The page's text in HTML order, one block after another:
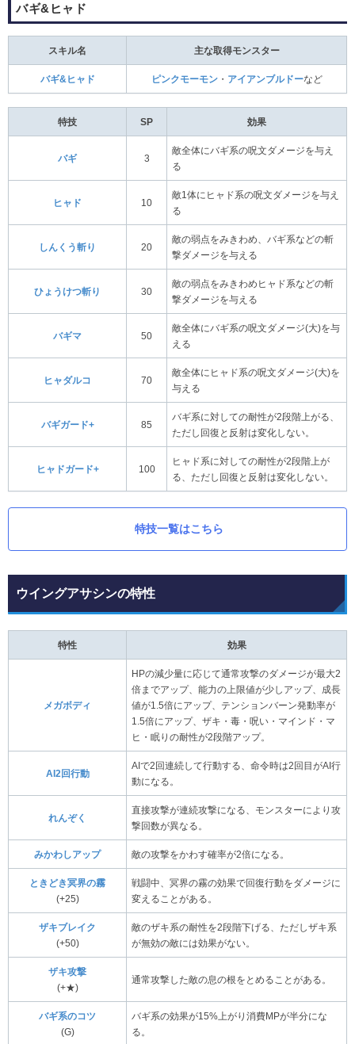
バギ&ヒャド
スキル名 主な取得モンスター
バギ&ヒャド ピンクモーモン・ アイアンブルドーなど
特技 SP 効果
バギ 3
敵全体にバギ系の呪文ダメージを与え
る
ヒャド 10
敵1体にヒャド系の呪文ダメージを与え
る
しんくう斬り 20
敵の弱点をみきわめ、バギ系などの斬
撃ダメージを与える
ひょうけつ斬り 30
敵の弱点をみきわめヒャド系などの斬
撃ダメージを与える
バギマ 50
敵全体にバギ系の呪文ダメージ(大)を与
える
ヒャダルコ 70
敵全体にヒャド系の呪文ダメージ(大)を
与える
バギガード+ 85
バギ系に対しての耐性が2段階上がる、
ただし回復と反射は変化しない。
ヒャドガード+ 100
ヒャド系に対しての耐性が2段階上が
る、ただし回復と反射は変化しない。
特技一覧はこちら
ウイングアサシンの特性
特性 効果
メガボディ
HPの減少量に応じて通常攻撃のダメージが最大2
倍までアップ、能力の上限値が少しアップ、成長
値が1.5倍にアップ、テンションバーン発動率が
1.5倍にアップ、ザキ・毒・呪い・マインド・マ
ヒ・眠りの耐性が2段階アップ。
AI2回行動
AIで2回連続して行動する、命令時は2回目がAI行
動になる。
れんぞく
直接攻撃が連続攻撃になる、モンスターにより攻
撃回数が異なる。
みかわしアップ 敵の攻撃をかわす確率が2倍になる。
ときどき冥界の霧
(+25)
戦闘中、冥界の霧の効果で回復行動をダメージに
変えることがある。
ザキブレイク
(+50)
敵のザキ系の耐性を2段階下げる、ただしザキ系
が無効の敵には効果がない。
ザキ攻撃
(+★)
通常攻撃した敵の息の根をとめることがある。
バギ系のコツ
(G)
バギ系の効果が15%上がり消費MPが半分にな
る。